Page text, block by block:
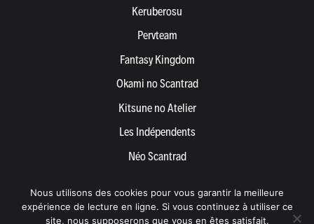
Keruberosu
Pervteam
Fantasy Kingdom
Okami no Scantrad
Kitsune no Atelier
Les Indépendents
Néo Scantrad
Devenir partenaire
Nous utilisons des cookies pour vous garantir la meilleure
expérience de lecture en ligne. Si vous continuez à utiliser ce
site, nous supposerons que vous en êtes satisfait.